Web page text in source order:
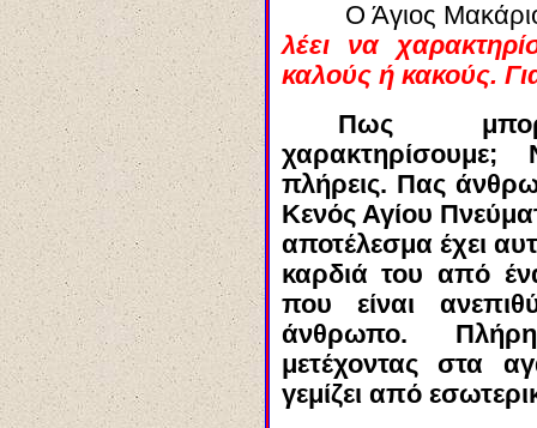
Ο Άγιος
λέει να
καλούς ή κακούς.
Πως
χαρακτηρίσουμε;
πλήρεις. Πας
Κενός Αγίου
αποτέλεσμα έχει
καρδιά του από
που είναι
άνθρωπο.
μετέχοντας στα
γεμίζει από